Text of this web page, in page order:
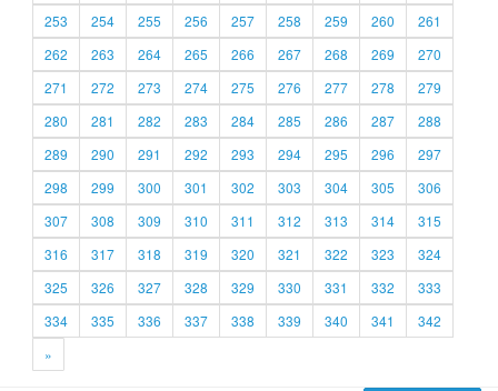
253
254 255 256 257 258 259 260
261
262
263 264 265 266 267 268 269
270
271
272 273 274 275 276 277 278
279
280
281 282 283 284 285 286 287
288
289
290 291 292 293 294 295 296
297
298
299 300 301 302 303 304 305
306
307
308 309 310 311 312 313 314
315
316
317 318 319 320 321 322 323
324
325
326 327 328 329 330 331 332
333
334
335 336 337 338 339 340 341
342
»